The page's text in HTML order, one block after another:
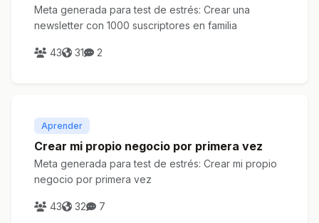
Meta generada para test de estrés: Crear una
newsletter con 1000 suscriptores en familia
43 31 2
Aprender
Crear mi propio negocio por primera vez
Meta generada para test de estrés: Crear mi propio
negocio por primera vez
43 32 7